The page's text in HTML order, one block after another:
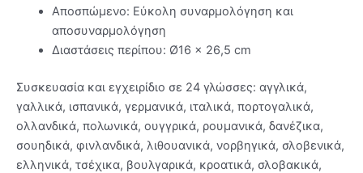
Αποσπώμενο: Εύκολη συναρμολόγηση και
αποσυναρμολόγηση
Διαστάσεις περίπου: Ø16 x 26,5 cm
Συσκευασία και εγχειρίδιο σε 24 γλώσσες: αγγλικά,
γαλλικά, ισπανικά, γερμανικά, ιταλικά, πορτογαλικά,
ολλανδικά, πολωνικά, ουγγρικά, ρουμανικά, δανέζικα,
σουηδικά, φινλανδικά, λιθουανικά, νορβηγικά, σλοβενικά,
ελληνικά, τσέχικα, βουλγαρικά, κροατικά, σλοβακικά,